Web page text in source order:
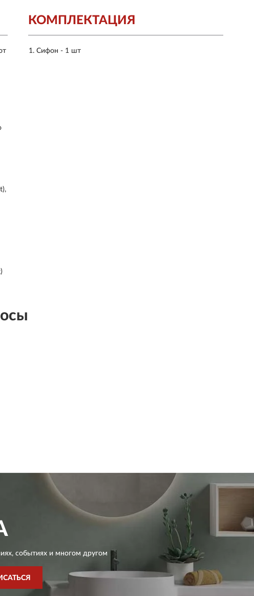
КОМПЛЕКТАЦИЯ
Сифон - 1 шт
событиях и многом другом